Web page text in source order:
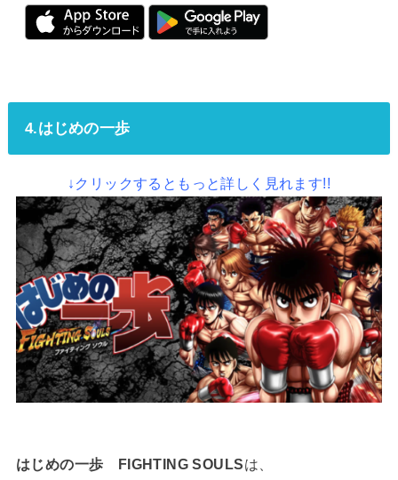
4.はじめの一歩
↓クリックするともっと詳しく見れます!!
はじめの一歩 FIGHTING SOULSは、